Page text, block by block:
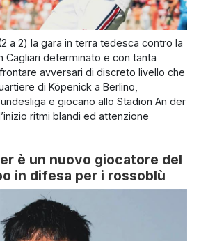
a 2) la gara in terra tedesca contro la
Cagliari determinato e con tanta
avversari di discreto livello che
di Köpenick a Berlino,
e giocano allo Stadion An der
ritmi blandi ed attenzione
è un nuovo giocatore del
in difesa per i rossoblù